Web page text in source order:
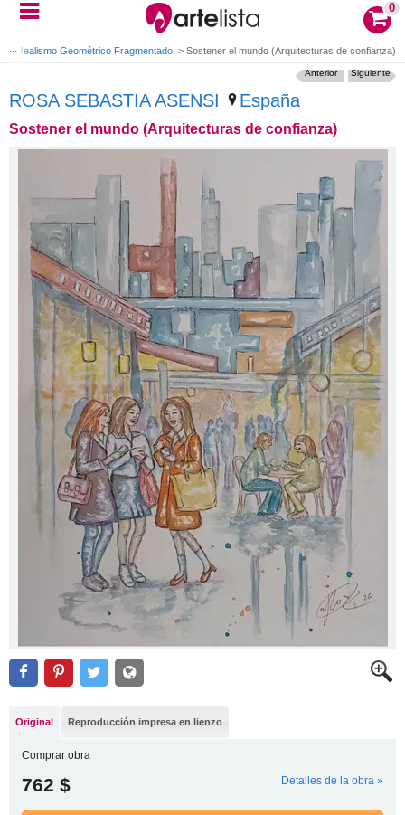
0
> Realismo Geométrico Fragmentado. > Sostener el mundo (Arquitecturas de confianza)
ROSA SEBASTIA ASENSI España
Sostener el mundo (Arquitecturas de confianza)
Siguiente
Anterior
Original Reproducción impresa en lienzo
Comprar obra
762 $ Detalles de la obra »